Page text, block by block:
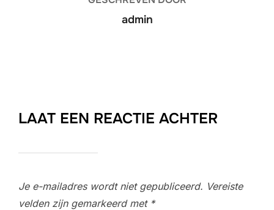
admin
LAAT EEN REACTIE ACHTER
Je e-mailadres wordt niet gepubliceerd. Vereiste
velden zijn gemarkeerd met *